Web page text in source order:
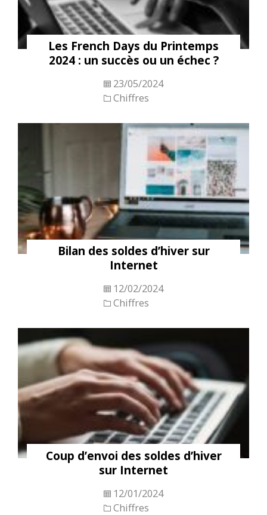
Les French Days du Printemps
2024 : un succès ou un échec ?
23/05/2024
Chiffres
Bilan des soldes d’hiver sur
Internet
12/02/2024
Chiffres
Coup d’envoi des soldes d’hiver
sur Internet
12/01/2024
Chiffres